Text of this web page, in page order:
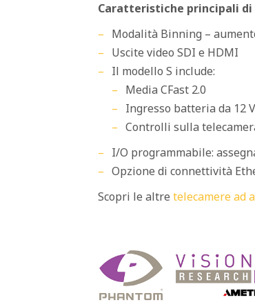
Caratteristiche principali di
Modalità Binning –
Uscite video SDI e HDMI
Il modello S include:
Media CFast 2.0
Ingresso batteria da 12 V
Controlli sulla
I/O programmabile:
Opzione di connettività
Scopri le altretelecamere ad